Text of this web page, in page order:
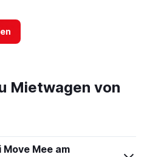
Mietwagen von
Mee am